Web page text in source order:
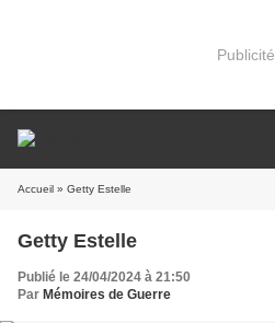
Publicité
Accueil » Getty Estelle
Getty Estelle
Publié le 24/04/2024 à 21:50
Par Mémoires de Guerre